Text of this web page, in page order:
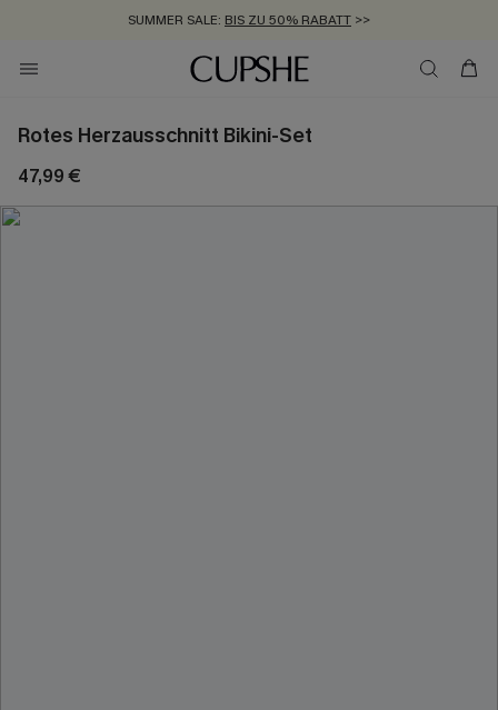
SUMMER SALE: BIS ZU 50% RABATT >>
ZUM NEWSLETTER:BIS ZU -20% EXTRA ERHALTEN
KOSTENLOSER VERSAND AB 89 €
Rotes Herzausschnitt Bikini-Set
47,99 €